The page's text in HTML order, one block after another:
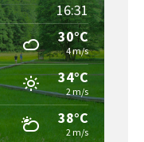
16:31
30°C
4 m/s
34°C
2 m/s
38°C
2 m/s